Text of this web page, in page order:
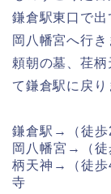
鎌倉駅東口で
岡八幡宮へ行
頼朝の墓、荏
て鎌倉駅に戻り
鎌倉駅→（徒
岡八幡宮→（
柄天神→（徒
寺